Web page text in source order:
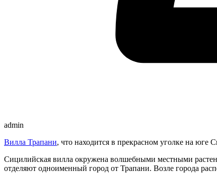
admin
Вилла Трапани, что находится в прекрасном уголке на
Сицилийская вилла окружена волшебными местными
отделяют одноименный город от Трапани. Возле города